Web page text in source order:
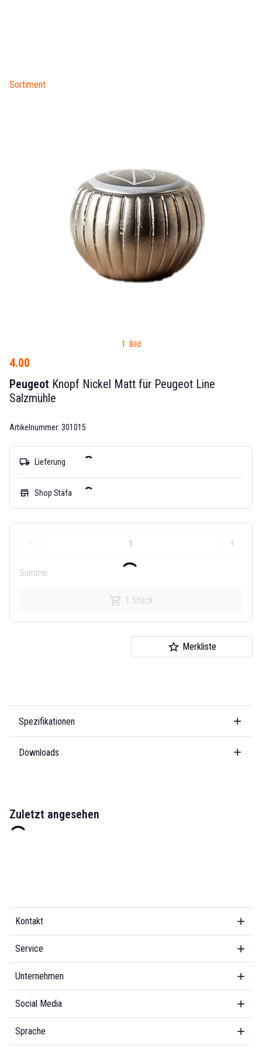
Sortiment
1 Bild
4.00
Peugeot Knopf Nickel Matt für Peugeot Line
Salzmühle
Artikelnummer: 301015
local_shipping Lieferung
store Shop Stäfa
- +
Summe
1 Stück
Merkliste
Spezifikationen
Downloads
Zuletzt angesehen
Kontakt
Service
Unternehmen
Social Media
Sprache